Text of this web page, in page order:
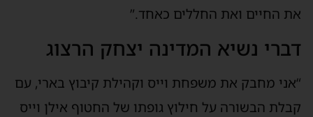
את החיים ואת החללים כאחד.”
דברי נשיא המדינה יצחק הרצוג
“אני מחבק את משפחת וייס וקהילת קיבוץ בארי, עם
קבלת הבשורה על חילוץ גופתו של החטוף אילן וייס